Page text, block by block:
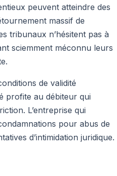
peuvent atteindre des
massif de
tribunaux n’hésitent pas à
sciemment méconnu leurs
de validité
profite au débiteur qui
L’entreprise qui
pour abus de
d’intimidation juridique.